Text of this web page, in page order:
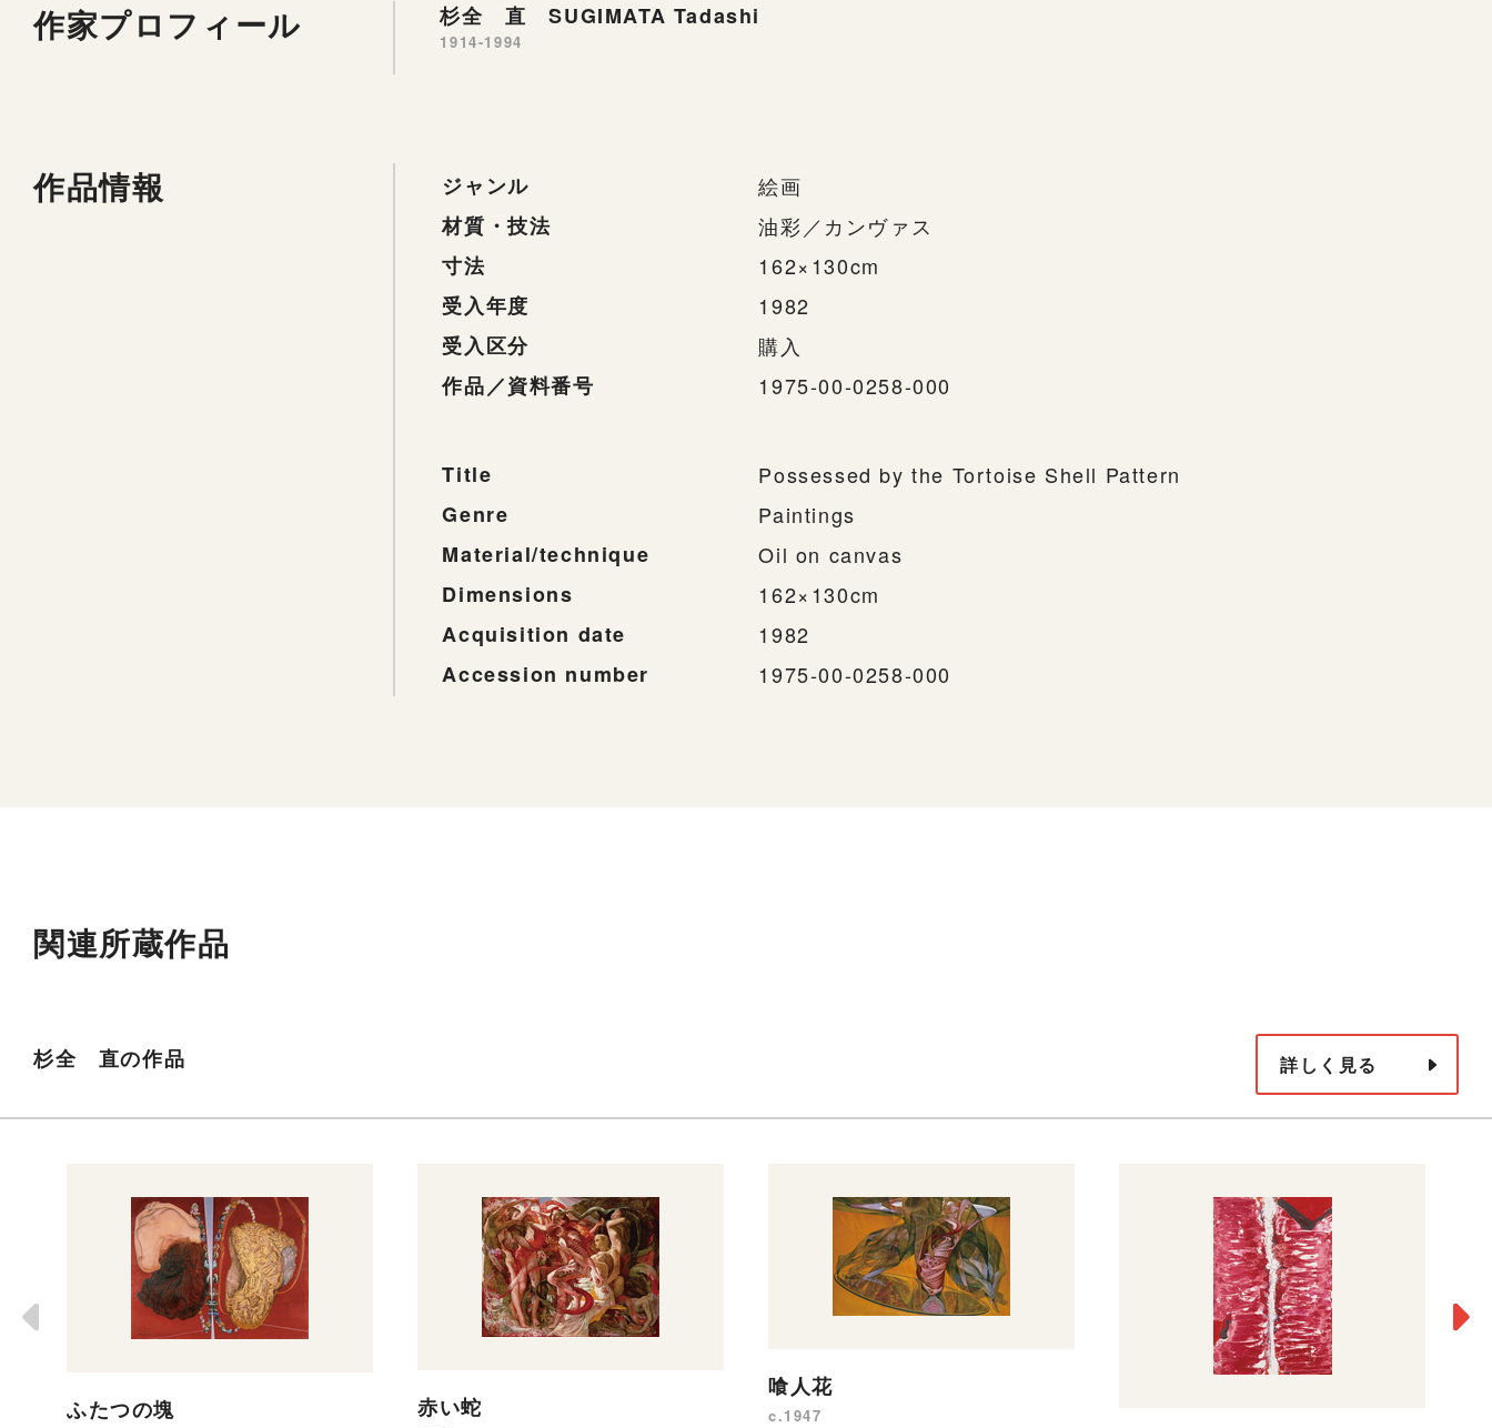
作家プロフィール 杉全 直 SUGIMATA Tadashi
1914-1994
作品情報 ジャンル
絵画
材質・技法
油彩／カンヴァス
寸法
162×130cm
受入年度
1982
受入区分
購入
作品／資料番号
1975-00-0258-000
Title
Possessed by the Tortoise Shell Pattern
Genre
Paintings
Material/technique
Oil on canvas
Dimensions
162×130cm
Acquisition date
1982
Accession number
1975-00-0258-000
関連所蔵作品
杉全 直の作品 詳しく見る
ふたつの塊 赤い蛇
喰人花
c.1947